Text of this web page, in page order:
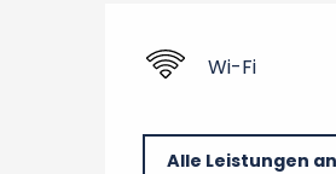
Wi-Fi
Alle Leistungen